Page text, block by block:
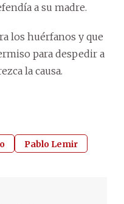
a su madre.
los huérfanos y que
para despedir a
la causa.
Pablo Lemir